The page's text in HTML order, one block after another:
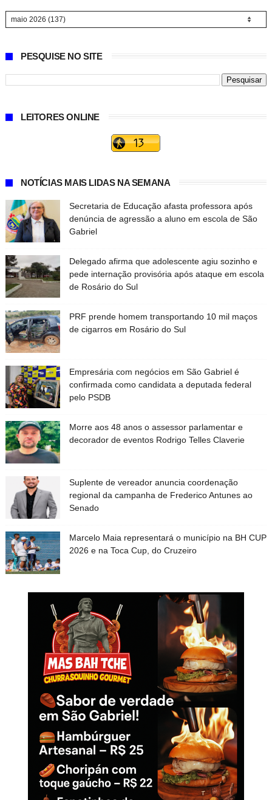
PESQUISE NO SITE
LEITORES ONLINE
NOTÍCIAS MAIS LIDAS NA SEMANA
Secretaria de Educação afasta professora após
denúncia de agressão a aluno em escola de São
Gabriel
Delegado afirma que adolescente agiu sozinho e
pede internação provisória após ataque em escola
de Rosário do Sul
PRF prende homem transportando 10 mil maços
de cigarros em Rosário do Sul
Empresária com negócios em São Gabriel é
confirmada como candidata a deputada federal
pelo PSDB
Morre aos 48 anos o assessor parlamentar e
decorador de eventos Rodrigo Telles Claverie
Suplente de vereador anuncia coordenação
regional da campanha de Frederico Antunes ao
Senado
Marcelo Maia representará o município na BH CUP
2026 e na Toca Cup, do Cruzeiro